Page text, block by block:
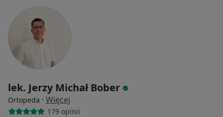
lek. Jerzy Michał Bober
Ortopeda · Więcej
179 opinii